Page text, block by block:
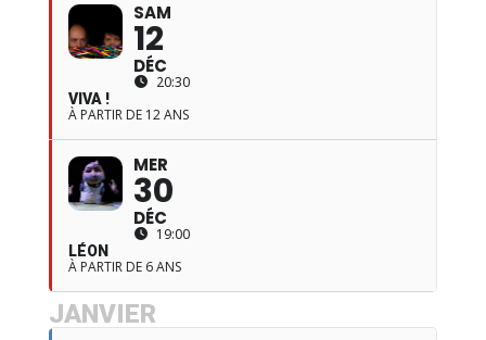
SAM
12
DÉC
20:30
VIVA !
À PARTIR DE 12 ANS
MER
30
DÉC
19:00
LÉON
À PARTIR DE 6 ANS
JANVIER